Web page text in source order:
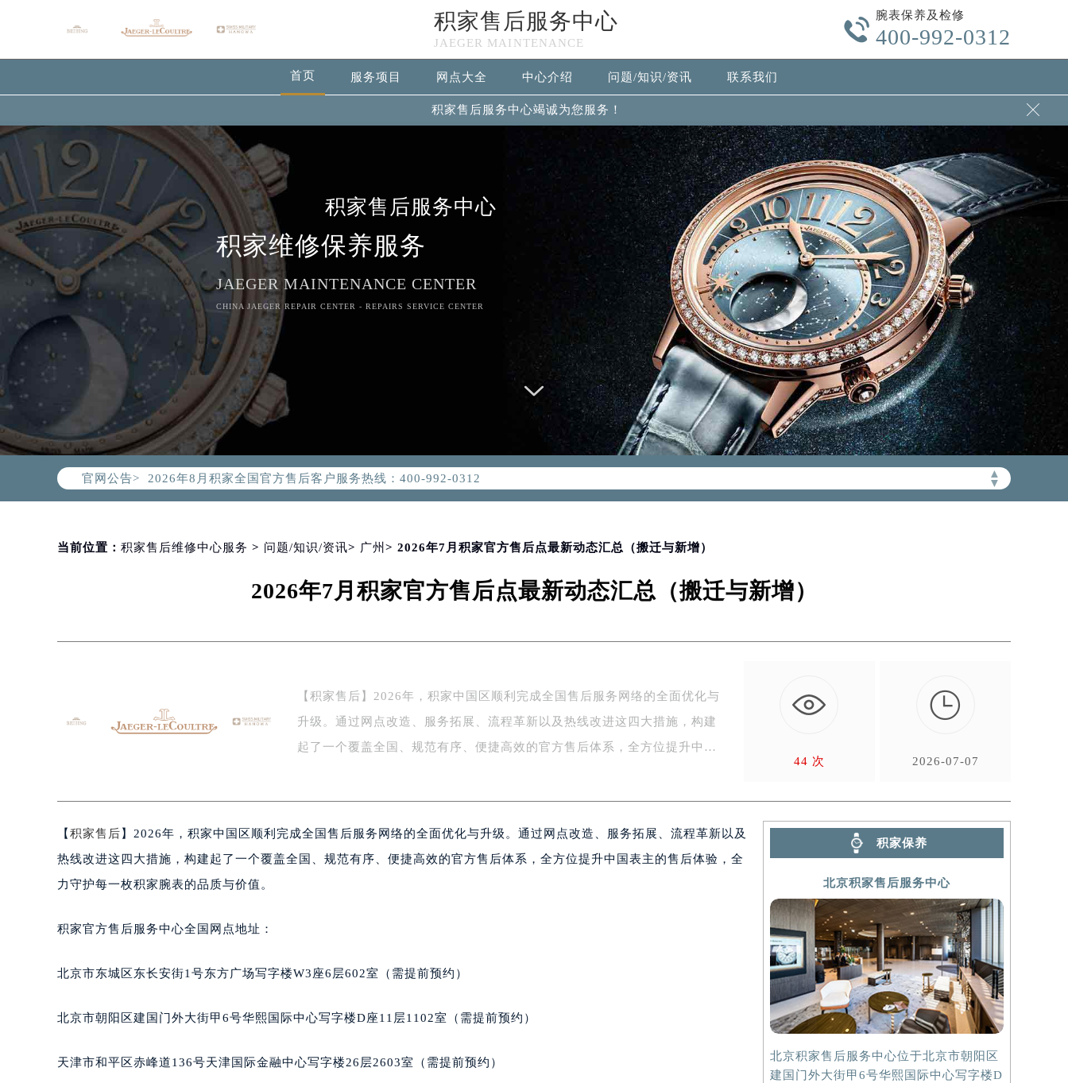
积家售后服务中心
JAEGER MAINTENANCE

腕表保养及检修
400-992-0312
首页 服务项目 网点大全 中心介绍 问题/知识/资讯 联系我们
积家售后服务中心竭诚为您服务！ 
积家售后服务中心
积家维修保养服务
JAEGER MAINTENANCE CENTER
CHINA JAEGER REPAIR CENTER - REPAIRS SERVICE CENTER
官网公告> ▲
▼
2026年8月积家中国区售后服务网络优化升级公告
2026年8月积家全国官方售后客户服务热线：400-992-0312
积家官方全国统一服务热线400-992-0312，服务覆盖中国大陆、香港、澳门、台湾全部区域（非大陆需加拨“+86”）
北京市朝阳区建国门外大街甲6号华熙国际中心写字楼D座11层1102室（北京总部）（需提前预约）
天津市和平区赤峰道136号天津国际金融中心写字楼26层2603室（需提前预约）
徐州市鼓楼区淮海东路29号苏宁广场IFC国际金融中心写字楼35层3508室（需提前预约）
扬州市邗江区国展路29号星耀天地写字楼1号楼18层1803室（需提前预约）
盐城市盐都区世纪大道5号盐城金融城写字楼1号楼16层1604室（需提前预约）
金华市金东区东市南街777号金华万达广场写字楼4号楼22层2209室（需提前预约）
绍兴市越城区胜利东路379号世茂天际中心写字楼8层805室（需提前预约）
嘉兴市南湖区广益路705号嘉兴世界贸易中心写字楼A座13层1304室（需提前预约）
济南市历下区经十路11111号华润中心写字楼（万象城）15层1508室（需提前预约）
广州市越秀区环市东路371-375号世界贸易中心大厦南塔写字楼15层07室（需提前预约）
惠州市惠城区江北文昌一路7号华贸大厦写字楼1座30层05室（需提前预约）
福州市鼓楼区五四路128-1号恒力城写字楼15层03室（需提前预约）
当前位置： 积家售后维修中心服务 > 问题/知识/资讯> 广州 > 2026年7月积家官方售后点最新动态汇总（搬迁与新增）
2026年7月积家官方售后点最新动态汇总（搬迁与新增）
【积家售后】2026年，积家中国区顺利完成全国售后服务网络的全面优化与
升级。通过网点改造、服务拓展、流程革新以及热线改进这四大措施，构建
起了一个覆盖全国、规范有序、便捷高效的官方售后体系，全方位提升中
44 次

2026-07-07
【 积家售后 】2026年，积家中国区顺利完成全国售后服务网络的全面优化与升级。通过网点改造、服务拓展、流程革新以及
热线改进这四大措施，构建起了一个覆盖全国、规范有序、便捷高效的官方售后体系，全方位提升中国表主的售后体验，全
力守护每一枚积家腕表的品质与价值。
积家官方售后服务中心全国网点地址：
北京市东城区东长安街1号东方广场写字楼W3座6层602室（需提前预约）
北京市朝阳区建国门外大街甲6号华熙国际中心写字楼D座11层1102室（需提前预约）
天津市和平区赤峰道136号天津国际金融中心写字楼26层2603室（需提前预约）
积家保养
北京积家售后服务中心
北京积家售后服务中心位于北京市朝阳区
建国门外大街甲6号华熙国际中心写字楼D